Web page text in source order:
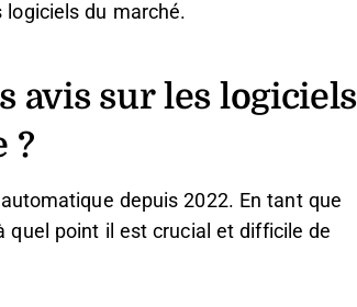
du marché.
avis sur les logiciels
?
depuis 2022. En tant que
quel point il est crucial et difficile de